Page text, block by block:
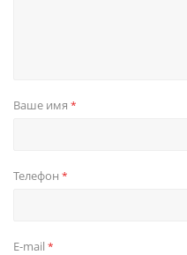
Ваше имя *
Телефон *
E-mail *